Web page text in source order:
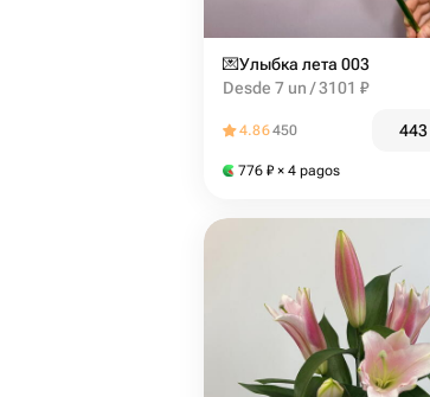
💌Улыбка лета 003
Desde 7 un / 3101 ₽
4.86450 443
776 ₽ × 4 pagos